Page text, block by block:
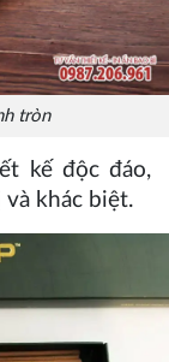
tròn
kế độc đáo,
khác biệt.